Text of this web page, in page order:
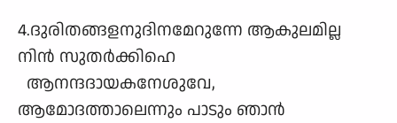
4.ദുരിതങ്ങളനുദിനമേറുന്നേ ആകുലമില്ല
നിൻ സുതർക്കിഹെ
ആനന്ദദായകനേശുവേ,
ആമോദത്താലെന്നും പാടും ഞാൻ